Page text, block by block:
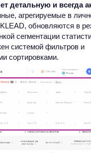
детальную и всегда
агрегируемые в
обновляются в
сегментации
системой фильтров и
сортировками.